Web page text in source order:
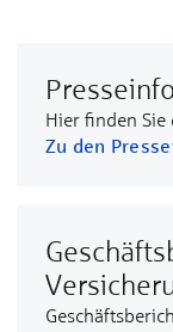
Hier finden Sie
Zu den